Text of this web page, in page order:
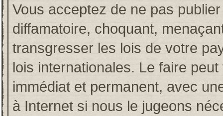
Vous acceptez de ne pas
diffamatoire, choquant,
transgresser les lois de votre
lois internationales. Le faire
immédiat et permanent, avec
à Internet si nous le jugeons